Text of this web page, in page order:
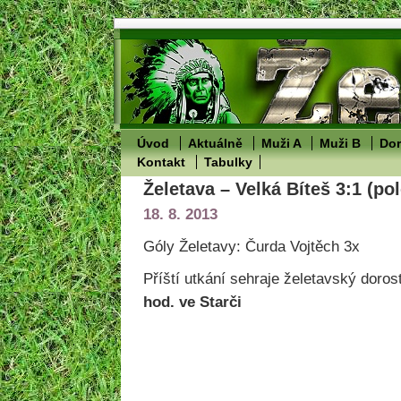
Úvod Aktuálně Muži A Muži B
Kontakt
Tabulky
Želetava – Velká Bíteš 3:1
18. 8. 2013
Góly Želetavy: Čurda Vojtěch 3x
Příští utkání sehraje želetavský
hod. ve Starči